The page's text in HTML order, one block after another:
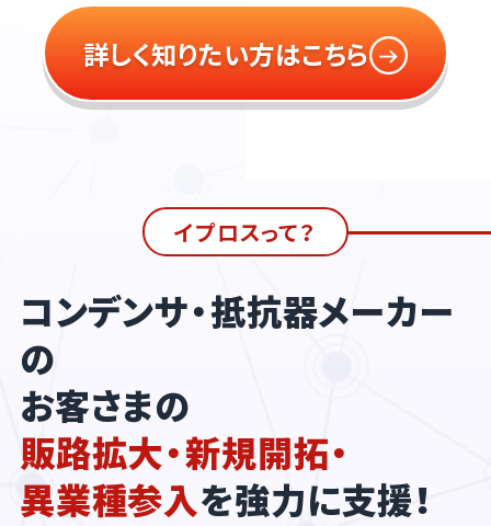
詳しく知りたい方はこちら
イプロスって？
コンデンサ・抵抗器メーカー
の
お客さまの
販路拡大・新規開拓・
異業種参入を強力に支援！